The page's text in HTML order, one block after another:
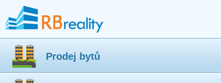
Prodej bytů